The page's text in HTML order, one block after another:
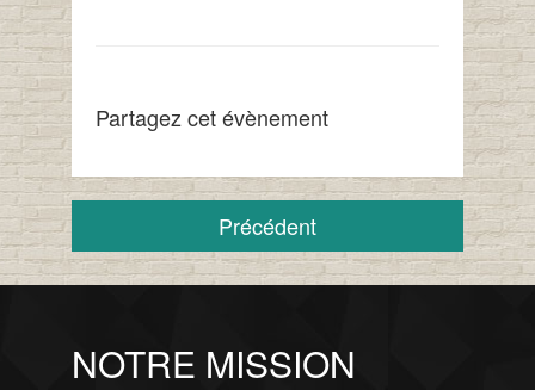
Partagez cet évènement
Précédent
NOTRE MISSION